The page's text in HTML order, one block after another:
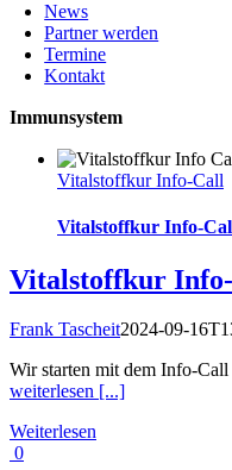
News
Partner werden
Termine
Kontakt
Immunsystem
Vitalstoffkur Info-Call
Vitalstoffkur Info-
Vitalstoffkur
Frank Tascheit2024-09-
Wir starten mit dem Info-
weiterlesen [...]
Weiterlesen
0